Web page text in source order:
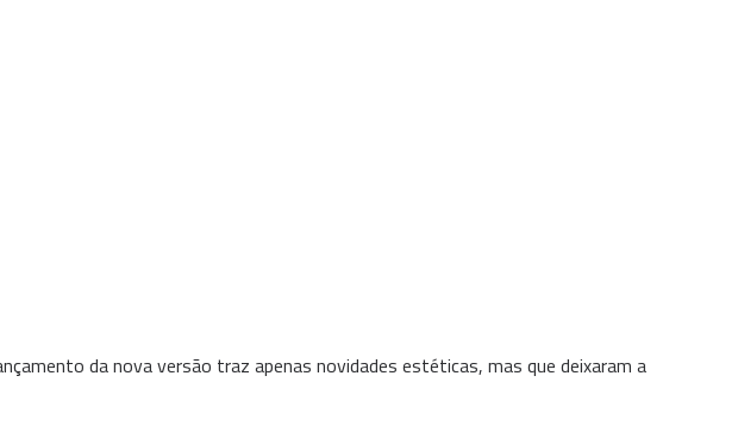
da nova versão traz apenas novidades estéticas, mas que deixaram a